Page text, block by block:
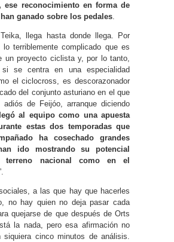
ese reconocimiento en forma de
ganado sobre los pedales.
llega hasta donde llega. Por
lo terriblemente complicado que es
un proyecto ciclista y, por lo tanto,
se centra en una especialidad
el ciclocross, es descorazonador
del conjunto asturiano en el que
de Feijóo, arranque diciendo
al equipo como una apuesta
estas dos temporadas que
ha cosechado grandes
ido mostrando su potencial
nacional como en el
a las que hay que hacerles
no hay quien no deja pasar cada
quejarse de que después de Orts
la nada, pero esa afirmación no
siquiera cinco minutos de análisis.